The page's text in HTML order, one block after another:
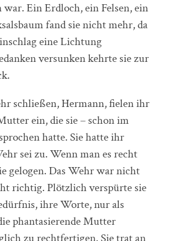
Ein Erdloch, ein Felsen, ein
fand sie nicht mehr, da
eine Lichtung
versunken kehrte sie zur
schließen, Hermann, fielen ihr
ein, die sie – schon im
hatte. Sie hatte ihr
sei zu. Wenn man es recht
gelogen. Das Wehr war nicht
richtig. Plötzlich verspürte sie
ihre Worte, nur als
phantasierende Mutter